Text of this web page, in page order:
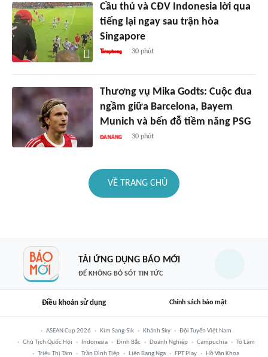
Cầu thủ và CĐV Indonesia lời qua
tiếng lại ngay sau trận hòa
Singapore
30 phút
Thương vụ Mika Godts: Cuộc đua
ngầm giữa Barcelona, Bayern
Munich và bến đỗ tiềm năng PSG
30 phút
VỀ TRANG CHỦ
TẢI ỨNG DỤNG BÁO MỚI
ĐỂ KHÔNG BỎ SÓT TIN TỨC
Điều khoản sử dụng Chính sách bảo mật
ASEAN Cup 2026 Kim Sang-Sik Khánh Sky
Đội Tuyển Việt Nam
Chủ Tịch Quốc Hội
Indonesia Đình Bắc Doanh Nghiệp Campuchia
Tô Lâm
Triệu Thị Tâm
Trần Đình Tiệp Liên Bang Nga FPT Play Hồ Văn Khoa